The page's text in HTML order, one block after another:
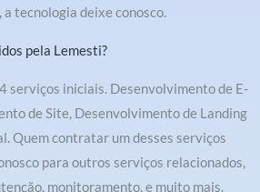
tecnologia deixe conosco.
pela Lemesti?
serviços iniciais. Desenvolvimento de E-
de Site, Desenvolvimento de Landing
Quem contratar um desses serviços
para outros serviços relacionados,
monitoramento, e muito mais.